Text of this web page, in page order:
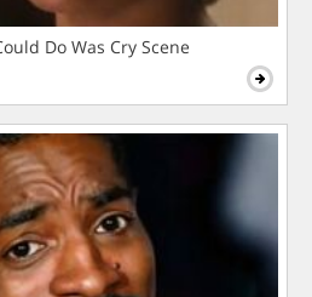
Do Was Cry Scene